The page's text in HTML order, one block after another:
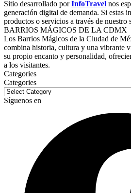
Sitio desarrollado porInfoTravel nos
generación digital de demanda. Si estas
productos o servicios a través de nuestro
BARRIOS MÁGICOS DE LA CDMX
Los Barrios Mágicos de la Ciudad de
combina historia, cultura y una vibrante
su propio encanto y personalidad,
a los visitantes.
Categories
Categories
Síguenos en